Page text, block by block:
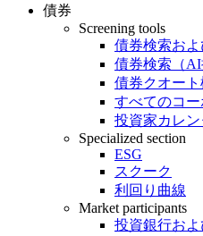
債券
Screening tools
債券検索お
債券検索（AI
債券クオート
すべてのコ
投資家カレン
Specialized section
ESG
スクーク
利回り曲線
Market participants
投資銀行お